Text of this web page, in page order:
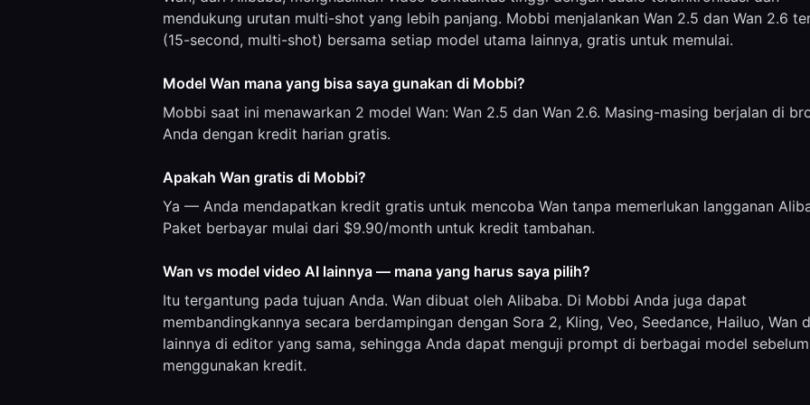
mendukung urutan multi-shot yang lebih panjang. Mobbi menjalankan Wan 2.5 dan Wan 2.6
(15-second, multi-shot) bersama setiap model utama lainnya, gratis untuk memulai.
Model Wan mana yang bisa saya gunakan di Mobbi?
Mobbi saat ini menawarkan 2 model Wan: Wan 2.5 dan Wan 2.6. Masing-masing berjalan di
Anda dengan kredit harian gratis.
Apakah Wan gratis di Mobbi?
Ya — Anda mendapatkan kredit gratis untuk mencoba Wan tanpa memerlukan langganan
Paket berbayar mulai dari $9.90/month untuk kredit tambahan.
Wan vs model video AI lainnya — mana yang harus saya pilih?
Itu tergantung pada tujuan Anda. Wan dibuat oleh Alibaba. Di Mobbi Anda juga dapat
membandingkannya secara berdampingan dengan Sora 2, Kling, Veo, Seedance, Hailuo, Wan
lainnya di editor yang sama, sehingga Anda dapat menguji prompt di berbagai model sebelum
menggunakan kredit.